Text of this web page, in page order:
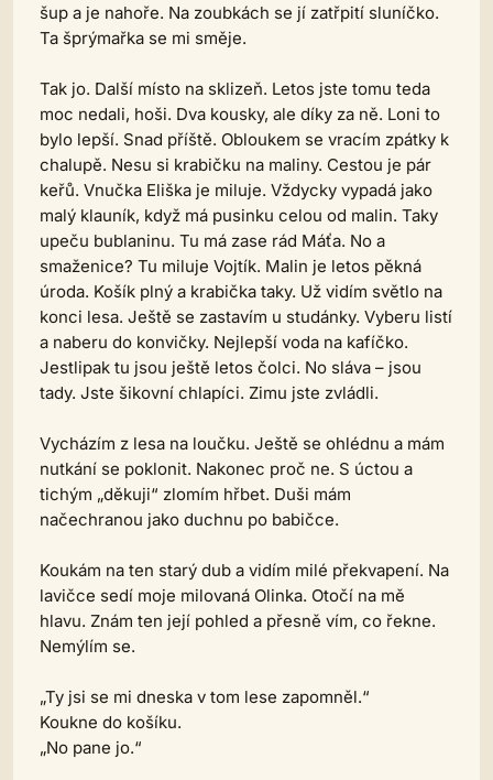
šup a je nahoře. Na zoubkách se jí zatřpití sluníčko.
Ta šprýmařka se mi směje.
Tak jo. Další místo na sklizeň. Letos jste tomu teda
moc nedali, hoši. Dva kousky, ale díky za ně. Loni to
bylo lepší. Snad příště. Obloukem se vracím zpátky k
chalupě. Nesu si krabičku na maliny. Cestou je pár
keřů. Vnučka Eliška je miluje. Vždycky vypadá jako
malý klauník, když má pusinku celou od malin. Taky
upeču bublaninu. Tu má zase rád Máťa. No a
smaženice? Tu miluje Vojtík. Malin je letos pěkná
úroda. Košík plný a krabička taky. Už vidím světlo na
konci lesa. Ještě se zastavím u studánky. Vyberu listí
a naberu do konvičky. Nejlepší voda na kafíčko.
Jestlipak tu jsou ještě letos čolci. No sláva – jsou
tady. Jste šikovní chlapíci. Zimu jste zvládli.
Vycházím z lesa na loučku. Ještě se ohlédnu a mám
nutkání se poklonit. Nakonec proč ne. S úctou a
tichým „děkuji“ zlomím hřbet. Duši mám
načechranou jako duchnu po babičce.
Koukám na ten starý dub a vidím milé překvapení. Na
lavičce sedí moje milovaná Olinka. Otočí na mě
hlavu. Znám ten její pohled a přesně vím, co řekne.
Nemýlím se.
„Ty jsi se mi dneska v tom lese zapomněl.“
Koukne do košíku.
„No pane jo.“